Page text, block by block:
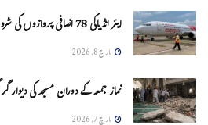
ایئر انڈیاکی 78 اضافی پروازوں کی شروعات
مارچ 8, 2026
نماز جمعہ کے دوران مسجد کی دیوار گر گئی،
مارچ 7, 2026